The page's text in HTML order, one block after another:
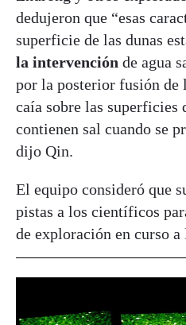
dedujeron que “esas
superficie de las dunas
la intervención de agua
por la posterior fusión de
caía sobre las superficies
contienen sal cuando se
dijo Qin.
El equipo consideró que
pistas a los científicos
de exploración en curso a